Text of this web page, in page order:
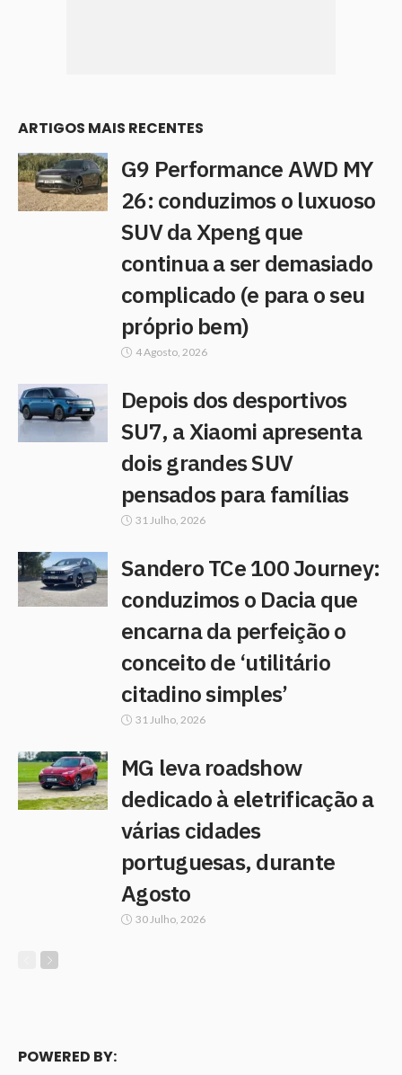
ARTIGOS MAIS RECENTES
G9 Performance AWD MY
26: conduzimos o luxuoso
SUV da Xpeng que
continua a ser demasiado
complicado (e para o seu
próprio bem)
4 Agosto, 2026
Depois dos desportivos
SU7, a Xiaomi apresenta
dois grandes SUV
pensados para famílias
31 Julho, 2026
Sandero TCe 100 Journey:
conduzimos o Dacia que
encarna da perfeição o
conceito de ‘utilitário
citadino simples’
31 Julho, 2026
MG leva roadshow
dedicado à eletrificação a
várias cidades
portuguesas, durante
Agosto
30 Julho, 2026
POWERED BY: